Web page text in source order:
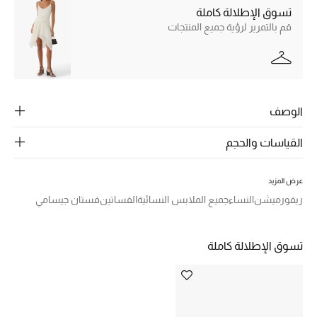
الجمال
المجوهرات
نسوقوا أحدث ما وصلنا
تسوق الإطلالة كاملة
قم بالتمرير لرؤية جميع المنتجات
الوصف
القياسات والحجم
عرض المزيد
ريفورميشنالنساءجميع الملابس النسائيةالفساتينفستان جيسامي
تسوق الإطلالة كاملة